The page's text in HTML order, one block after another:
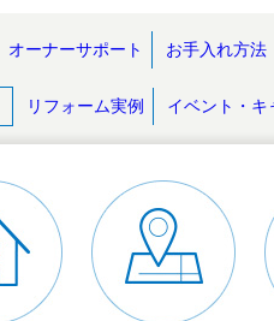
オーナーサポート お手入れ方法
リフォーム実例 イベント・キ